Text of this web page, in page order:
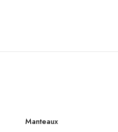
Manteaux